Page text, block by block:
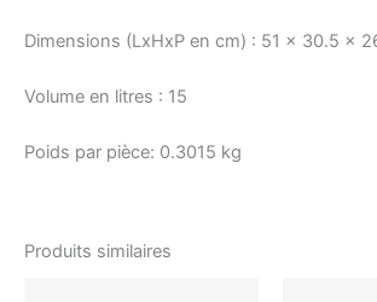
Dimensions (LxHxP en cm) : 51 x 30.5 x
Volume en litres : 15
Poids par pièce: 0.3015 kg
Produits similaires